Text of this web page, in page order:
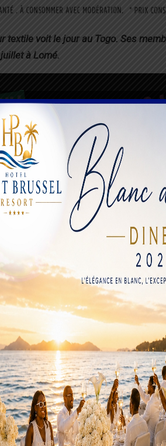
textile voit le jour au Togo. Ses
à Lomé.
de Coton (SYNT.BA.CO), a élu pour
s’est engagée à défendre les
l’heure, construire le synt.ba.co,
sept membres qui vont
syndicale, a plusieurs chantiers
dans la solidarité, la
la discrimination des travailleurs
des balles de coton ne
un contrat de travail, ils travaillent
coton sans contrat. Avec ce
avec les autres syndicats
expliqué.